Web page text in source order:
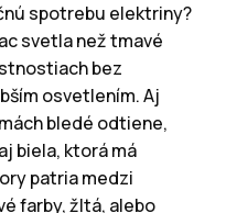
spotrebu elektriny?
svetla než tmavé
bez
osvetlením. Aj
bledé odtiene,
biela, ktorá má
patria medzi
farby, žltá, alebo